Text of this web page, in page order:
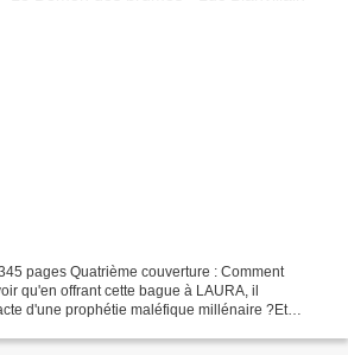
pages Quatrième couverture : Comment
qu'en offrant cette bague à LAURA, il
d'une prophétie maléfique millénaire ?Et